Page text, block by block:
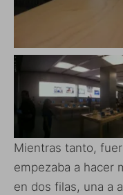
Mientras tanto,
empezaba a hacer
en dos filas, una a